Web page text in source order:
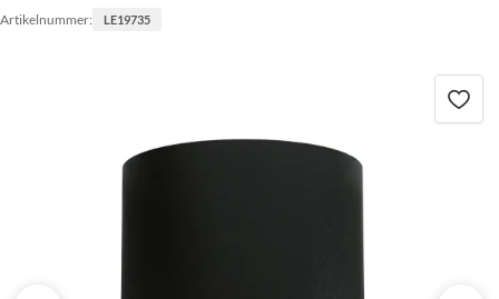
Artikelnummer: LE19735